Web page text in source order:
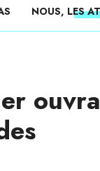
NOUS, LES